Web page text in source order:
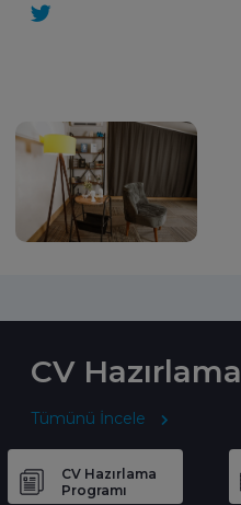
CV Hazırlama
Tümünü İncele
CV Hazırlama
Programı